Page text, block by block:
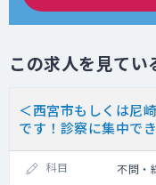
この求人を見て
＜西宮市もしくは尼
です！診察に集中で
科目 不問・